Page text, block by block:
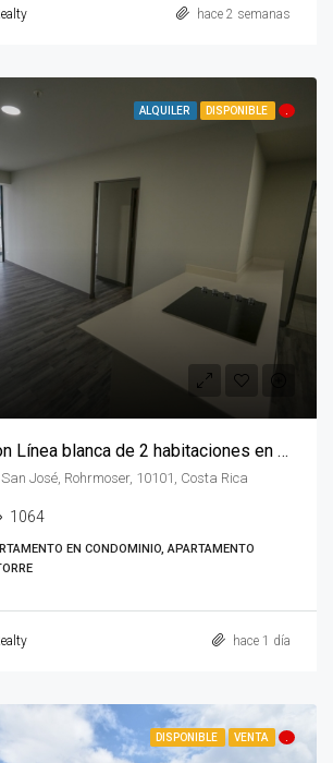
hace 2 semanas
ALQUILER DISPONIBLE
Apartamento con Línea blanca de 2 habitaciones en Cosmopolitan Tower
José, Rohrmoser, 10101, Costa Rica
1064
EN CONDOMINIO, APARTAMENTO
hace 1 día
DISPONIBLE VENTA